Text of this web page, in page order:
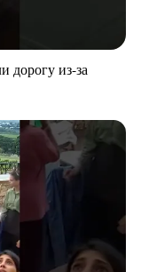
дорогу из-за